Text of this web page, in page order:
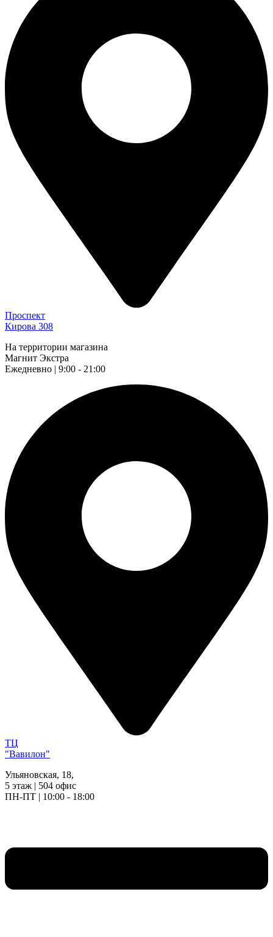
Проспект
Кирова 308
На территории магазина
Магнит Экстра
Ежедневно | 9:00 - 21:00
ТЦ
"Вавилон"
Ульяновская, 18,
5 этаж | 504 офис
ПН-ПТ | 10:00 - 18:00